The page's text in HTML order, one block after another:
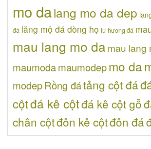
mo dalang mo da dep
đá lăng mộ đá dòng họ lư hương đá
mau lang mo damau lang
maumodamaumodepmo da
modepRồng đátảng cột đá
cộtđá kê cộtđá kê cột gỗ
chân cộtđôn kê cộtđôn đá